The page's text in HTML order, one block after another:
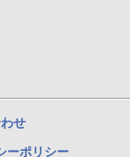
せ
ーポリシー